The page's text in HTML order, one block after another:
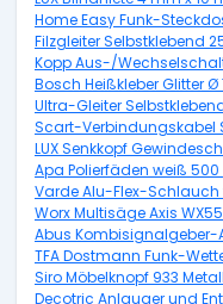
Home Easy Funk-
Filzgleiter Selbstklebend
Kopp Aus-/
Bosch Heißkleber Glitter
Ultra-Gleiter
Scart-Verbindungskabel
LUX Senkkopf
Apa Polierfäden weiß 500
Varde Alu-Flex-
Worx Multisäge Axis
Abus Kombisignalgeber-
TFA Dostmann Funk-
Siro Möbelknopf 933
Decotric Anlauger und